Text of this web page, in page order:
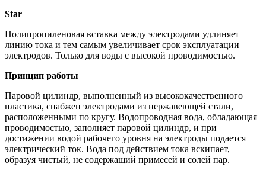
Star
Полипропиленовая вставка между электродами удлиняет
линию тока и тем самым увеличивает срок эксплуатации
электродов. Только для воды с высокой проводимостью.
Принцип работы
Паровой цилиндр, выполненный из высококачественного
пластика, снабжен электродами из нержавеющей стали,
расположенными по кругу. Водопроводная вода, обладающая
проводимостью, заполняет паровой цилиндр, и при
достижении водой рабочего уровня на электроды подается
электрический ток. Вода под действием тока вскипает,
образуя чистый, не содержащий примесей и солей пар.